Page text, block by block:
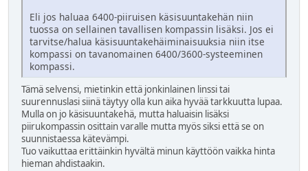
Eli jos haluaa 6400-piiruisen käsisuuntakehän niin
tuossa on sellainen tavallisen kompassin lisäksi. Jos ei
tarvitse/halua käsisuuntakehäiminaisuuksia niin itse
kompassi on tavanomainen 6400/3600-systeeminen
kompassi.
Tämä selvensi, mietinkin että jonkinlainen linssi tai
suurennuslasi siinä täytyy olla kun aika hyvää tarkkuutta lupaa.
Mulla on jo käsisuuntakehä, mutta haluaisin lisäksi
piirukompassin osittain varalle mutta myös siksi että se on
suunnistaessa kätevämpi.
Tuo vaikuttaa erittäinkin hyvältä minun käyttöön vaikka hinta
hieman ahdistaakin.